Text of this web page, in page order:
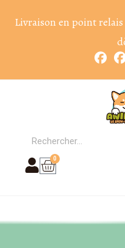
Livraison en point
0